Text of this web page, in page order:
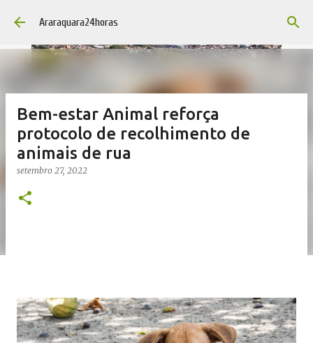
Pular para o conteúdo principal
Araraquara24horas
Bem-estar Animal reforça
protocolo de recolhimento de
animais de rua
setembro 27, 2022